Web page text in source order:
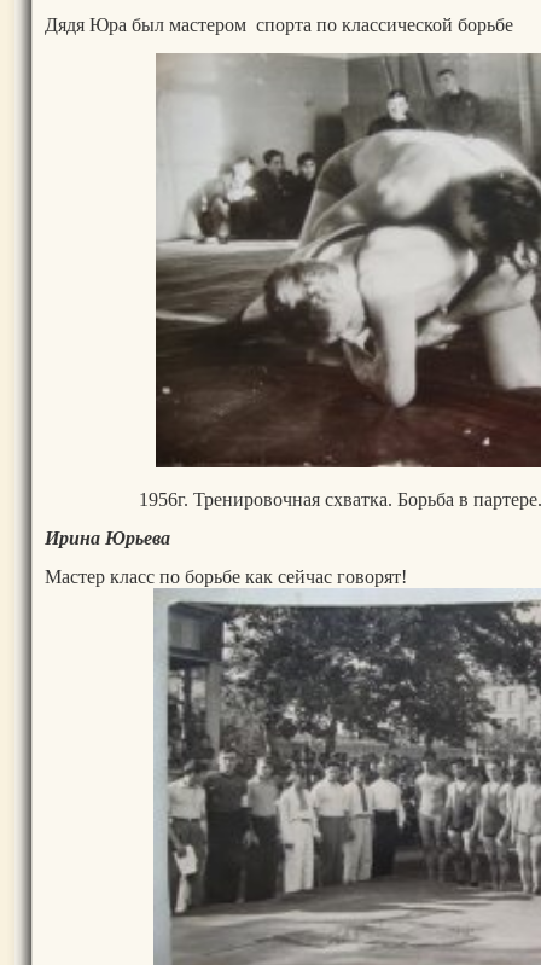
Дядя Юра был мастером спорта по классической борьбе
1956г. Тренировочная схватка. Борьба в
Ирина Юрьева
Мастер класс по борьбе как сейчас говорят!